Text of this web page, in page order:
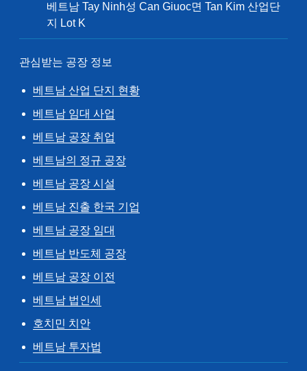
베트남 Tay Ninh성 Can Giuoc면 Tan Kim 산업단
지 Lot K
관심받는 공장 정보
베트남 산업 단지 현황
베트남 임대 사업
베트남 공장 취업
베트남의 정규 공장
베트남 공장 시설
베트남 진출 한국 기업
베트남 공장 임대
베트남 반도체 공장
베트남 공장 이전
베트남 법인세
호치민 치안
베트남 투자법